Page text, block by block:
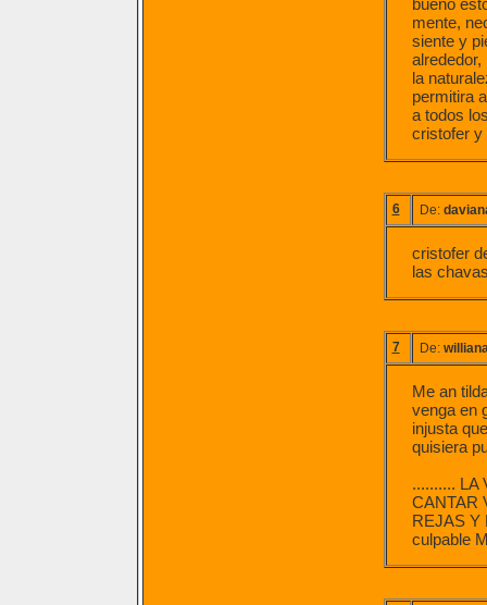
bueno
mente,
siente y
la
permitira
a todos
cristofer y
6 De:
cristofer
las
7 De:
Me an
venga en
injusta
quisiera
.......... LA
CANTAR
REJAS Y
culpable